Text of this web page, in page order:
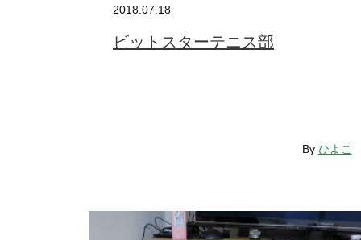
2018.07.18
ビットスターテニス部
By ひよこ